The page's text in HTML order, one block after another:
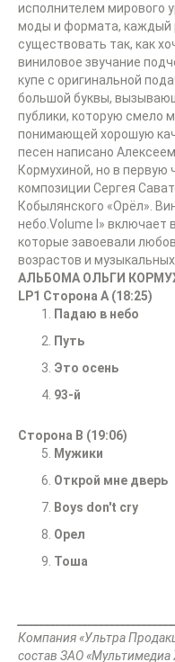
исполнителем мирового
моды и формата, каждый
существовать так, как
виниловое звучание
купе с оригинальной
большой буквы,
публики, которую смело
понимающей хорошую
песен написано
Кормухиной, но в
композиции Сергея
Кобылянского «Орёл».
небо.Volume I» включает
которые завоевали
возрастов и
АЛЬБОМА ОЛЬГИ
LP1 Сторона А (18:25)
Падаю в небо
Путь
Это осень
93-й
Сторона В (19:06)
Мужики
Открой мне дверь
Boys don't cry
Орел
Тоша
Компания «Ультра
состав ЗАО «Мультимедиа